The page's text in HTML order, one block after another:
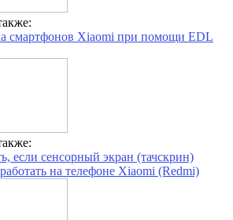
смартфонов Xiaomi при помощи EDL
если сенсорный экран (тачскрин)
на телефоне Xiaomi (Redmi)